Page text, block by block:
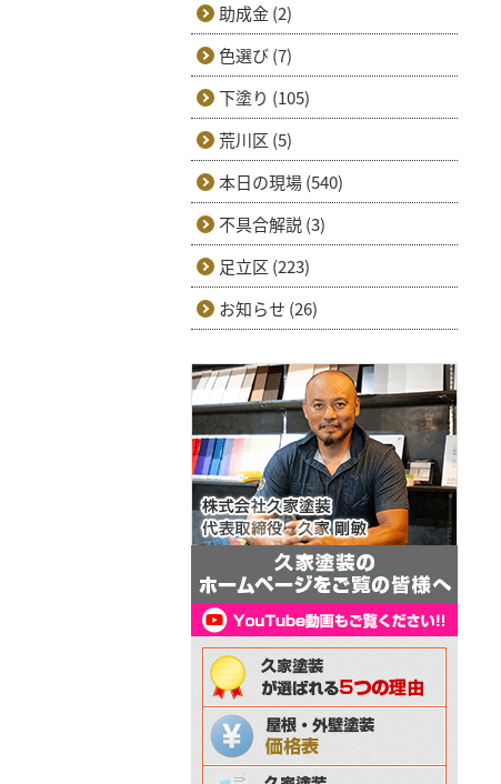
助成金 (2)
色選び (7)
下塗り (105)
荒川区 (5)
本日の現場 (540)
不具合解説 (3)
足立区 (223)
お知らせ (26)